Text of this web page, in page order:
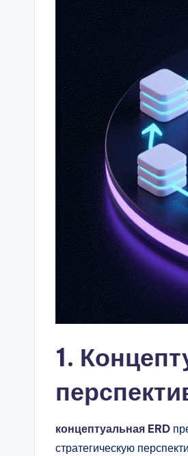
si
1.
концептуальная ERD
стратегическую